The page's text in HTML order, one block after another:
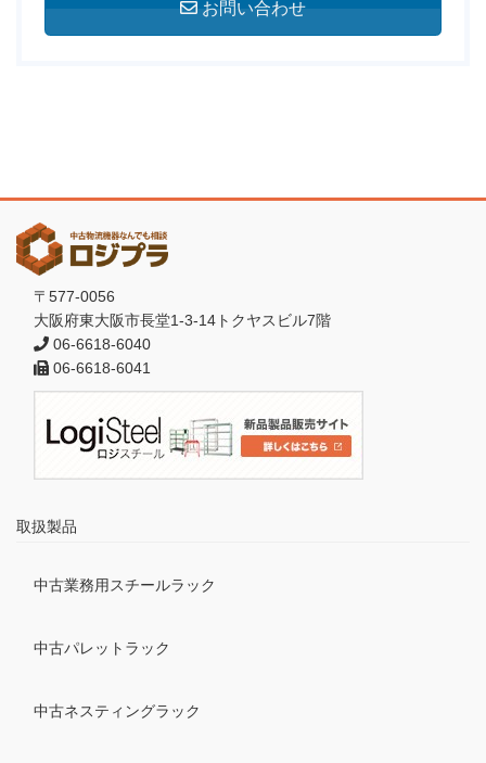
お問い合わせ
〒577-0056
大阪府東大阪市長堂1-3-14トクヤスビル7階
06-6618-6040
06-6618-6041
取扱製品
中古業務用スチールラック
中古パレットラック
中古ネスティングラック